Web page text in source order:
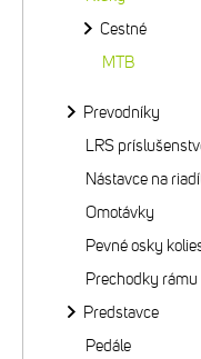
Cestné
MTB
Prevodníky
LRS
Nástavce na
Omotávky
Pevné osky
Prechodky rámu
Predstavce
Pedále